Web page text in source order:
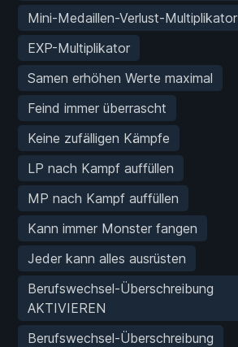
Mini-Medaillen-Verlust-Multiplikator
EXP-Multiplikator
Samen erhöhen Werte maximal
Feind immer überrascht
Keine zufälligen Kämpfe
LP nach Kampf auffüllen
MP nach Kampf auffüllen
Kann immer Monster fangen
Jeder kann alles ausrüsten
Berufswechsel-Überschreibung
AKTIVIEREN
Berufswechsel-Überschreibung